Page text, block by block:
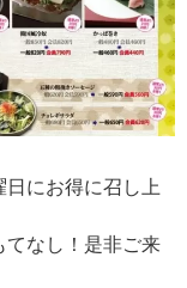
日にお得に召し上
てなし！是非ご来